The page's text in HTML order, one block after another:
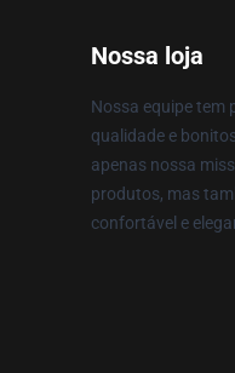
Nossa loja
Nossa equipe tem
qualidade e
apenas nossa
produtos, mas
confortável e